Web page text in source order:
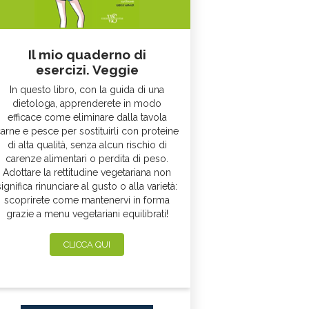
Il mio quaderno di
esercizi. Veggie
In questo libro, con la guida di una
dietologa, apprenderete in modo
efficace come eliminare dalla tavola
e pesce per sostituirli con proteine
di alta qualità, senza alcun rischio di
carenze alimentari o perdita di peso.
Adottare la rettitudine vegetariana non
rinunciare al gusto o alla varietà:
scoprirete come mantenervi in forma
grazie a menu vegetariani equilibrati!
CLICCA QUI